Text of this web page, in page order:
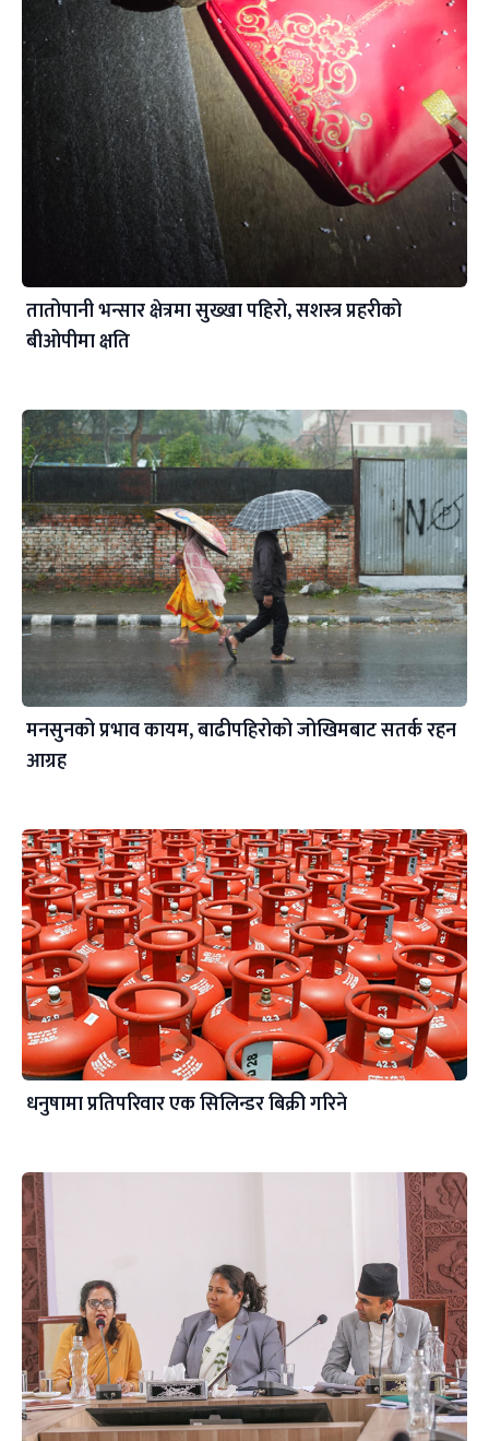
तातोपानी भन्सार क्षेत्रमा सुख्खा पहिरो, सशस्त्र प्रहरीको
बीओपीमा क्षति
मनसुनको प्रभाव कायम, बाढीपहिरोको जोखिमबाट सतर्क रहन
आग्रह
धनुषामा प्रतिपरिवार एक सिलिन्डर बिक्री गरिने